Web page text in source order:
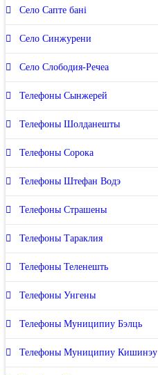
Село Сапте бані
Село Синжурени
Село Слободия-Речеа
Телефоны Сынжерей
Телефоны Шолданешты
Телефоны Сорока
Телефоны Штефан Водэ
Телефоны Страшены
Телефоны Тараклия
Телефоны Теленешть
Телефоны Унгены
Телефоны Муниципиу Бэлць
Телефоны Муниципиу Кишинэу